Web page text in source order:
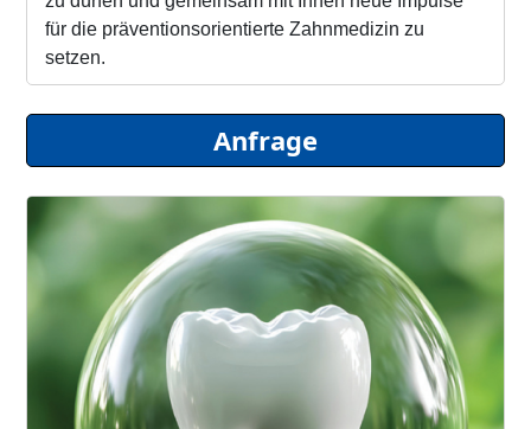
für die präventionsorientierte Zahnmedizin zu
setzen.
Interessierte können sich per E-Mail an
event@oemus-media.debereits vormerken lassen
und erhalten das Programmheft direkt nach
Fertigstellung.
Anfrage